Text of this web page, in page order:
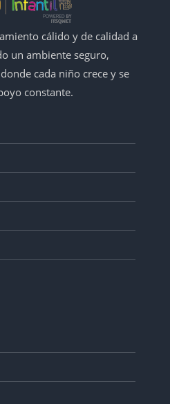
cálido y de calidad a
un ambiente seguro,
cada niño crece y se
constante.